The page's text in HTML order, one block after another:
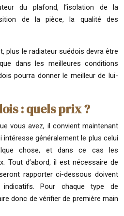
du plafond, l’isolation de la
de la pièce, la qualité des
plus le radiateur suédois devra être
dans les meilleures conditions
pourra donner le meilleur de lui-
: quels prix ?
vous avez, il convient maintenant
généralement le plus celui
chose, et dans ce cas les
Tout d’abord, il est nécessaire de
rapporter ci-dessous doivent
Pour chaque type de
donc de vérifier de première main